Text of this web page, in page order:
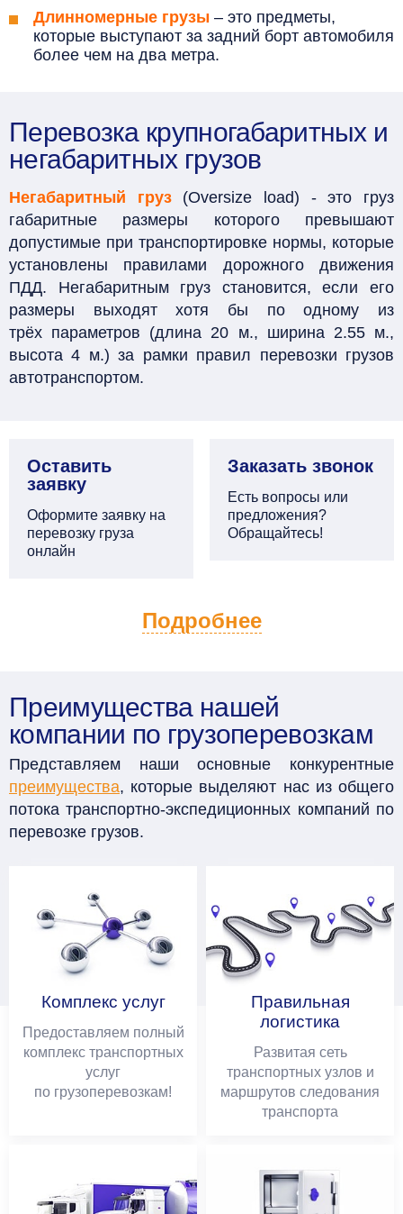
Длинномерные грузы – это предметы,
которые выступают за задний борт автомобиля
более чем на два метра.
Перевозка крупногабаритных и
негабаритных грузов
Негабаритный груз(Oversize load) - это груз
габаритные размеры которого превышают
допустимые при транспортировке нормы, которые
установлены правилами дорожного движения
ПДД. Негабаритным груз становится, если его
размеры выходят хотя бы по одному из
трёх параметров (длина 20 м., ширина 2.55 м.,
высота 4 м.) за рамки правил перевозки грузов
автотранспортом.
Оставить
заявку
Оформите заявку на
перевозку груза
онлайн
Заказать звонок
Есть вопросы или
предложения?
Обращайтесь!
Подробнее
Преимущества нашей
компании по грузоперевозкам
Представляем наши основные конкурентные
преимущества, которые выделяют нас из общего
потока транспортно-экспедиционных компаний по
перевозке грузов.
Комплекс услуг
Предоставляем полный
комплекс транспортных
услуг
по грузоперевозкам!
Правильная
логистика
Развитая сеть
транспортных узлов и
маршрутов следования
транспорта